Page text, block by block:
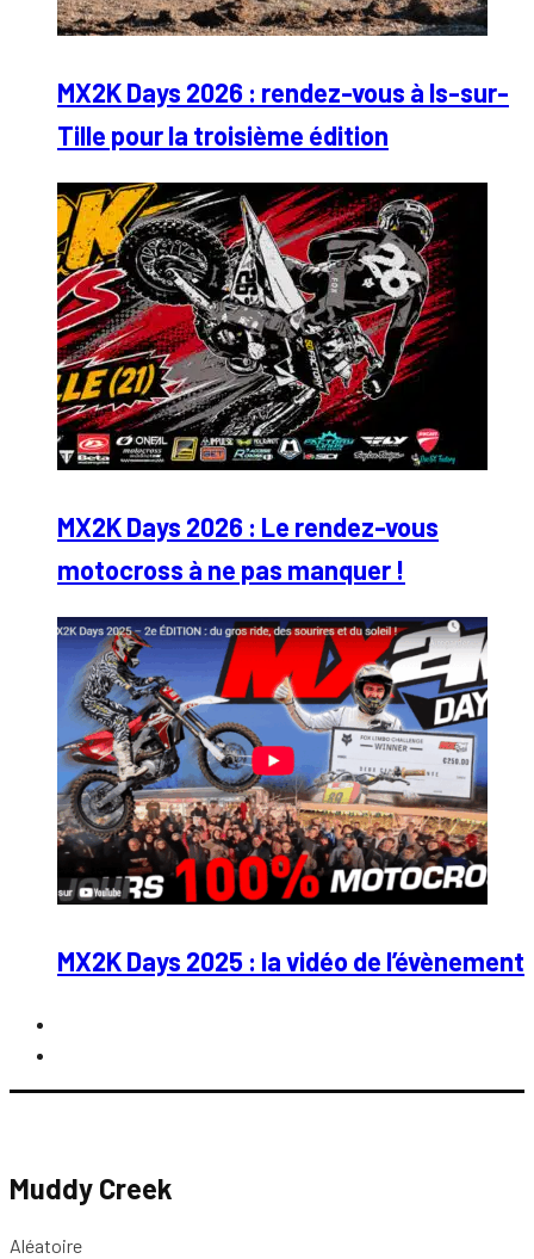
MX2K Days 2026 : rendez-vous à Is-sur-
Tille pour la troisième édition
MX2K Days 2026 : Le rendez-vous
motocross à ne pas manquer !
MX2K Days 2025 : la vidéo de l’évènement
Muddy Creek
Aléatoire